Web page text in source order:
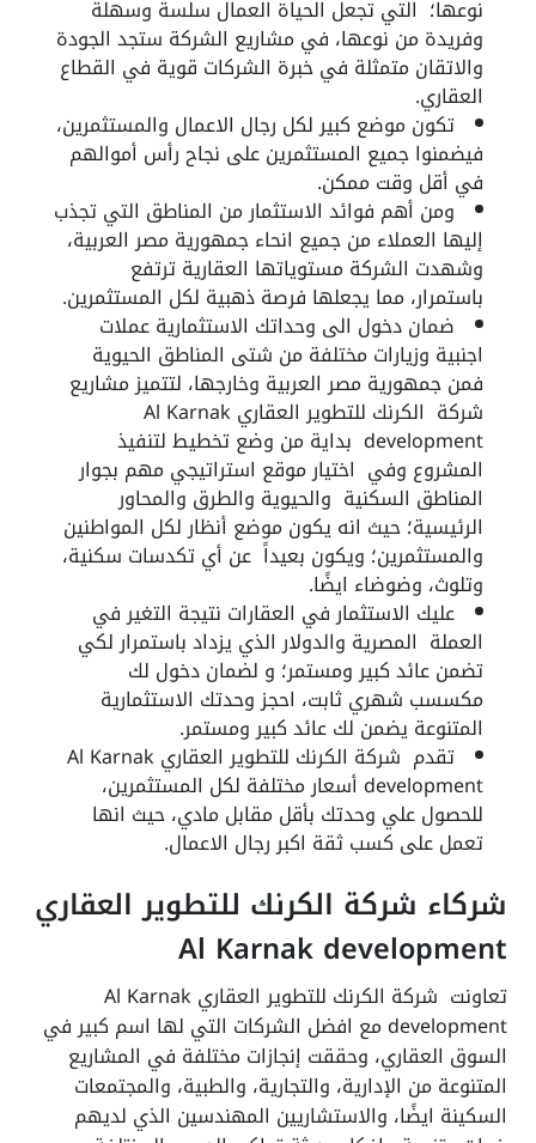
نوعها؛ التي تجعل الحياة العمال سلسة وسهلة
وفريدة من نوعها، في مشاريع الشركة ستجد الجودة
والاتقان متمثلة في خبرة الشركات قوية في القطاع
العقاري.
تكون موضع كبير لكل رجال الاعمال والمستثمرين،
فيضمنوا جميع المستثمرين على نجاح رأس أموالهم
في أقل وقت ممكن.
ومن أهم فوائد الاستثمار من المناطق التي تجذب
إليها العملاء من جميع انحاء جمهورية مصر العربية،
وشهدت الشركة مستوياتها العقارية ترتفع
باستمرار، مما يجعلها فرصة ذهبية لكل المستثمرين.
ضمان دخول الى وحداتك الاستثمارية عملات
اجنبية وزيارات مختلفة من شتى المناطق الحيوية
فمن جمهورية مصر العربية وخارجها، لتتميز مشاريع
شركة الكرنك للتطوير العقاري Al Karnak
development بداية من وضع تخطيط لتنفيذ
المشروع وفي اختيار موقع استراتيجي مهم بجوار
المناطق السكنية والحيوية والطرق والمحاور
الرئيسية؛ حيث انه يكون موضع أنظار لكل المواطنين
والمستثمرين؛ ويكون بعيداً عن أي تكدسات سكنية،
وتلوث، وضوضاء ايضًا.
عليك الاستثمار في العقارات نتيجة التغير في
العملة المصرية والدولار الذي يزداد باستمرار لكي
تضمن عائد كبير ومستمر؛ و لضمان دخول لك
مكسسب شهري ثابت، احجز وحدتك الاستثمارية
المتنوعة يضمن لك عائد كبير ومستمر.
تقدم شركة الكرنك للتطوير العقاري Al Karnak
development أسعار مختلفة لكل المستثمرين،
للحصول علي وحدتك بأقل مقابل مادي، حيث انها
تعمل على كسب ثقة اكبر رجال الاعمال.
شركاء شركة الكرنك للتطوير العقاري
Al Karnak development
تعاونت شركة الكرنك للتطوير العقاري Al Karnak
development مع افضل الشركات التي لها اسم كبير في
السوق العقاري، وحققت إنجازات مختلفة في المشاريع
المتنوعة من الإدارية، والتجارية، والطبية، والمجتمعات
السكينة ايضًا، والاستشاريين المهندسين الذي لديهم